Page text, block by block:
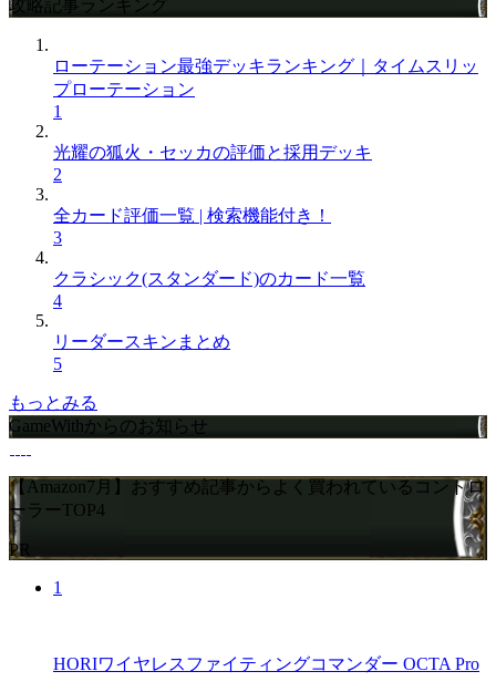
攻略記事ランキング
ローテーション最強デッキランキング｜タイムスリッ
プローテーション
1
光耀の狐火・セッカの評価と採用デッキ
2
全カード評価一覧 | 検索機能付き！
3
クラシック(スタンダード)のカード一覧
4
リーダースキンまとめ
5
もっとみる
GameWithからのお知らせ
【Amazon7月】おすすめ記事からよく買われているコントロ
ーラーTOP4
PR
1
HORIワイヤレスファイティングコマンダー OCTA Pro